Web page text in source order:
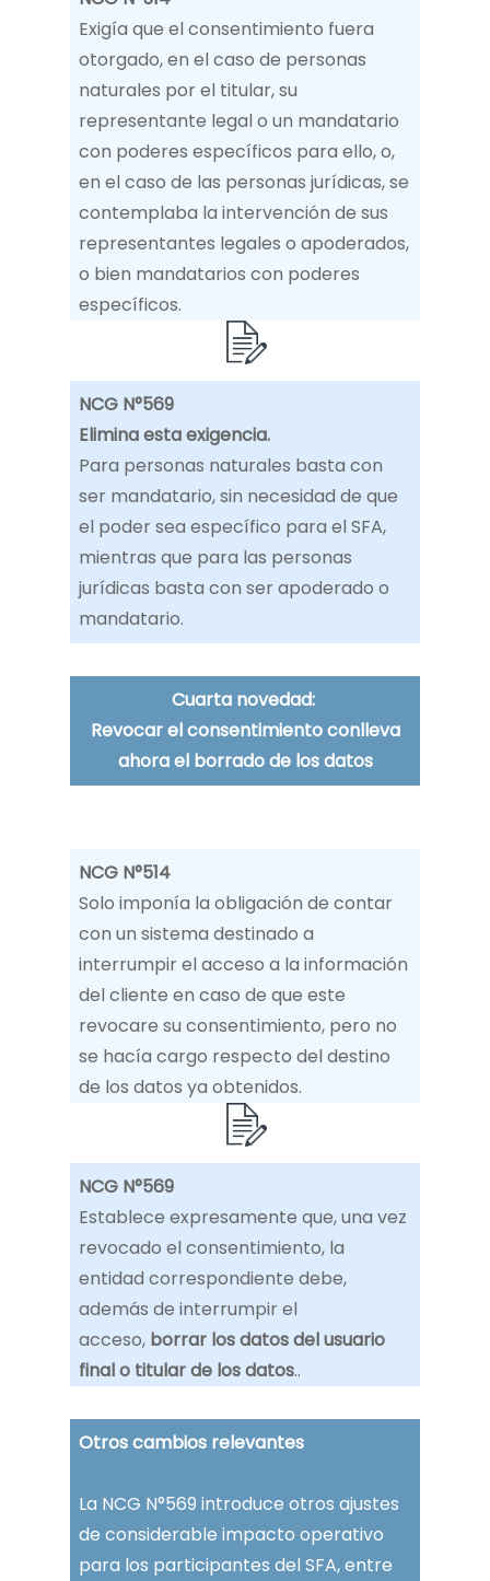
Exigía que el consentimiento fuera
otorgado, en el caso de personas
naturales por el titular, su
representante legal o un mandatario
con poderes específicos para ello, o,
en el caso de las personas jurídicas, se
contemplaba la intervención de sus
representantes legales o apoderados,
o bien mandatarios con poderes
específicos.
NCG N°569
Elimina esta exigencia.
Para personas naturales basta con
ser mandatario, sin necesidad de que
el poder sea específico para el SFA,
mientras que para las personas
jurídicas basta con ser apoderado o
mandatario.
Cuarta novedad:
Revocar el consentimiento conlleva
ahora el borrado de los datos
NCG N°514
Solo imponía la obligación de contar
con un sistema destinado a
interrumpir el acceso a la información
del cliente en caso de que este
revocare su consentimiento, pero no
se hacía cargo respecto del destino
de los datos ya obtenidos.
NCG N°569
Establece expresamente que, una vez
revocado el consentimiento, la
entidad correspondiente debe,
además de interrumpir el
acceso, borrar los datos del usuario
final o titular de los datos..
Otros cambios relevantes
La NCG N°569 introduce otros ajustes
de considerable impacto operativo
para los participantes del SFA, entre